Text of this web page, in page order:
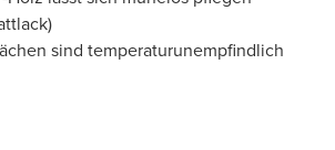
sind temperaturunempfindlich